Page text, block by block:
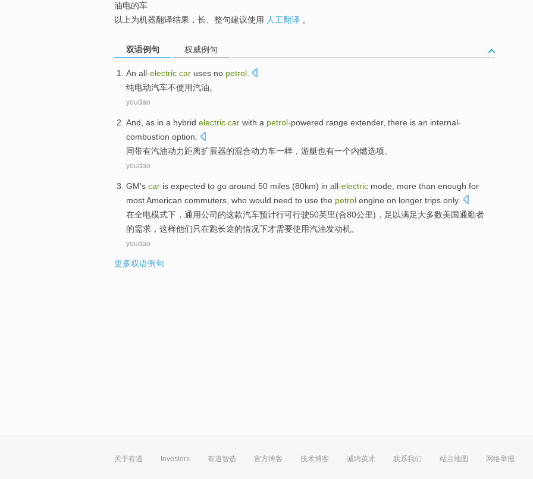
油电的车
以上为机器翻译结果，长、整句建议使用 人工翻译 。
双语例句 权威例句
An all-electric car uses no petrol
纯电动汽车不使用汽油。
youdao
And, as in a hybrid electric car with a petrol-powered range extender, there is an internal-
combustion option
同带有汽油动力距离扩展器的混合动力车一样 ，游艇也有一个内燃选项。
youdao
GM's car is expected to go around 50 miles (80km) in all-electric mode more than enough for
mostAmerican commuters who would need to use the petrol engine on longer trips only.
在全电模式下 ， 通用公司 的这款汽车预计行可行驶50英里(合80公里)， 足以满足大多数美国通勤者
的需求，这样他们只在跑长途的情况下才需要使用汽油发动机。
youdao
更多双语例句
关于有道 Investors 有道智选 官方博客 技术博客 诚聘英才 联系我们 站点地图 网络举报